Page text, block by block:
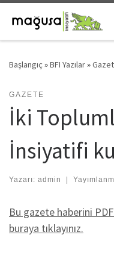
Skip to content
Başlangıç »BFI Yazılar»
GAZETE
İki
İnsiyatifi
Yazarı: admin |
Bu gazete haberini
buraya tıklayınız.